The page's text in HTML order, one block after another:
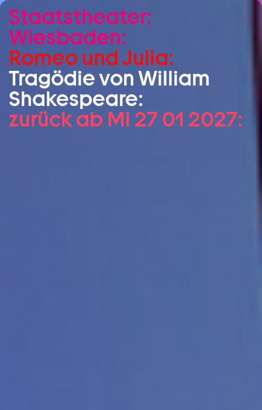
Zum Hauptinhalt springen
Zum Footer springen
Staatstheater:
Wiesbaden:
Romeo und Julia:
Tragödie von William
Shakespeare:
zurück ab Mi 27 01 2027: